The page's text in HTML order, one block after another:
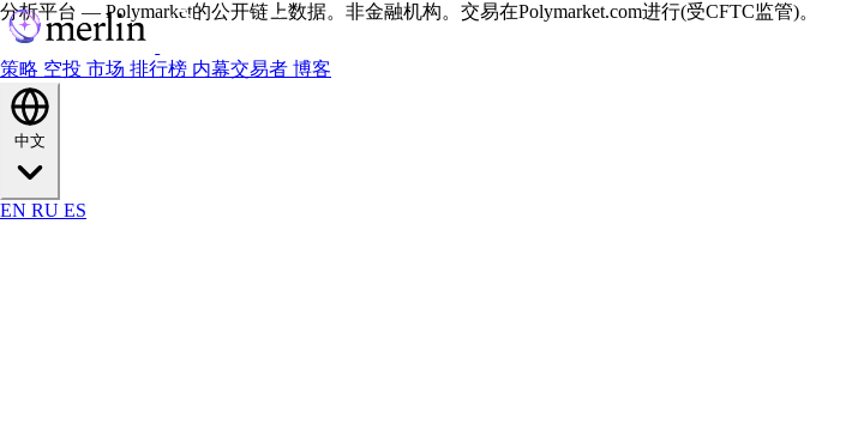
策略 空投 市场 排行榜 内幕交易者 博客
EN RU ES
分析平台 — Polymarket的公开链上数据。非金融机构。交易在Polymarket.com进行(受CFTC监管)。